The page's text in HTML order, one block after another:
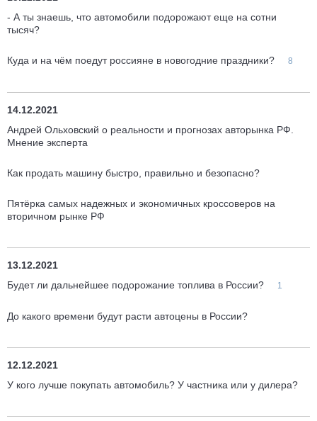
- А ты знаешь, что автомобили подорожают еще на сотни
тысяч?
Куда и на чём поедут россияне в новогодние праздники? 8
14.12.2021
Андрей Ольховский о реальности и прогнозах авторынка РФ.
Мнение эксперта
Как продать машину быстро, правильно и безопасно?
Пятёрка самых надежных и экономичных кроссоверов на
вторичном рынке РФ
13.12.2021
Будет ли дальнейшее подорожание топлива в России?
1
До какого времени будут расти автоцены в России?
12.12.2021
У кого лучше покупать автомобиль? У частника или у дилера?